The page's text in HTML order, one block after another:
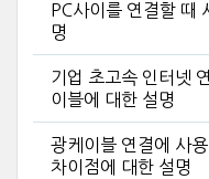
PC사이를 연결할 때
명
기업 초고속 인터넷
이블에 대한 설명
광케이블 연결에 사
차이점에 대한 설명